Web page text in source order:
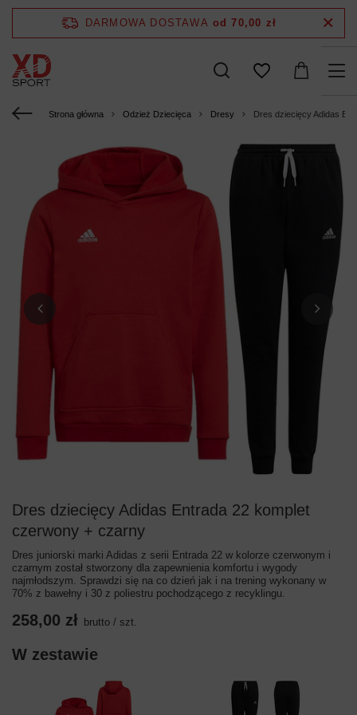
DARMOWA DOSTAWA od 70,00 zł
Strona główna Odzież Dziecięca Dresy Dres dziecięcy Adidas
Dres dziecięcy Adidas Entrada 22 komplet
czerwony + czarny
Dres juniorski marki Adidas z serii Entrada 22 w kolorze czerwonym i
czarnym został stworzony dla zapewnienia komfortu i wygody
najmłodszym. Sprawdzi się na co dzień jak i na trening wykonany w
70% z bawełny i 30 z poliestru pochodzącego z recyklingu.
258,00 zł brutto / szt.
W zestawie